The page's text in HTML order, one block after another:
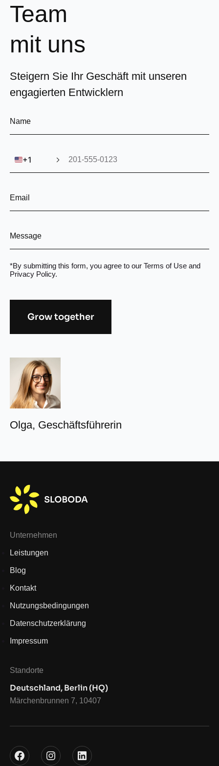
Team
mit uns
Steigern Sie Ihr Geschäft mit unseren
engagierten Entwicklern
🇺🇸+1
*By submitting this form, you agree to our Terms of Use and
Privacy Policy.
Grow together
Olga, Geschäftsführerin
Unternehmen
Leistungen
Blog
Kontakt
Nutzungsbedingungen
Datenschutzerklärung
Impressum
Standorte
Deutschland, Berlin (HQ)
Märchenbrunnen 7, 10407